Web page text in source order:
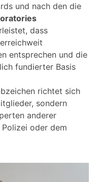
und nach den die
dass
entsprechen und die
fundierter Basis
richtet sich
sondern
anderer
oder dem